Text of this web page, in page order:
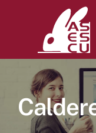
Inicio
Revista